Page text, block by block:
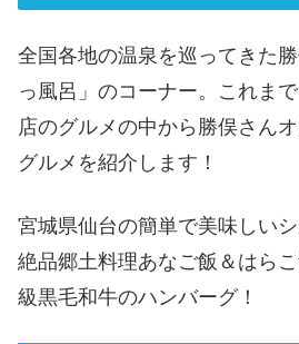
全国各地の温泉を巡ってきた
っ風呂」のコーナー。これま
店のグルメの中から勝俣さん
グルメを紹介します！
宮城県仙台の簡単で美味しいシ
絶品郷土料理あなご飯＆はら
級黒毛和牛のハンバーグ！